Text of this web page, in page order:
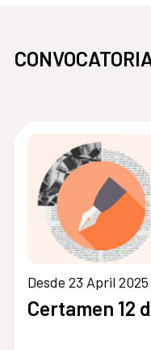
Desde 23 April
Certamen 12